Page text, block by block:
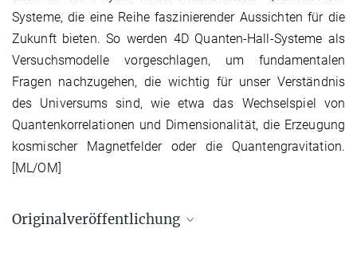
Systeme, die eine Reihe faszinierender Aussichten für die
Zukunft bieten. So werden 4D Quanten-Hall-Systeme als
Versuchsmodelle vorgeschlagen, um fundamentalen
Fragen nachzugehen, die wichtig für unser Verständnis
des Universums sind, wie etwa das Wechselspiel von
Quantenkorrelationen und Dimensionalität, die Erzeugung
kosmischer Magnetfelder oder die Quantengravitation.
[ML/OM]
Originalveröffentlichung